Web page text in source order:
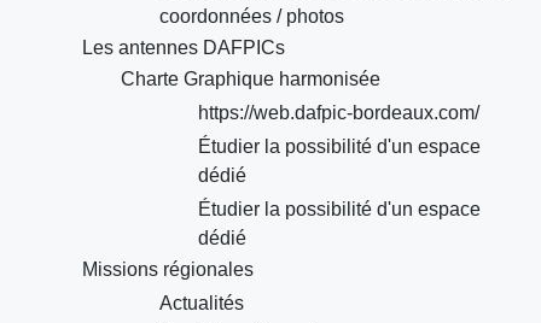
coordonnées / photos
Les antennes DAFPICs
Charte Graphique harmonisée
https://web.dafpic-bordeaux.com/
Étudier la possibilité d'un espace
dédié
Étudier la possibilité d'un espace
dédié
Missions régionales
Actualités